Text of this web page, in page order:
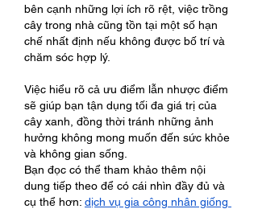
bên cạnh những lợi ích rõ rệt, việc trồng
cây trong nhà cũng tồn tại một số hạn
chế nhất định nếu không được bố trí và
chăm sóc hợp lý.
Việc hiểu rõ cả ưu điểm lẫn nhược điểm
sẽ giúp bạn tận dụng tối đa giá trị của
cây xanh, đồng thời tránh những ảnh
hưởng không mong muốn đến sức khỏe
và không gian sống.
Bạn đọc có thể tham khảo thêm nội
dung tiếp theo để có cái nhìn đầy đủ và
cụ thể hơn: dịch vụ gia công nhân giống